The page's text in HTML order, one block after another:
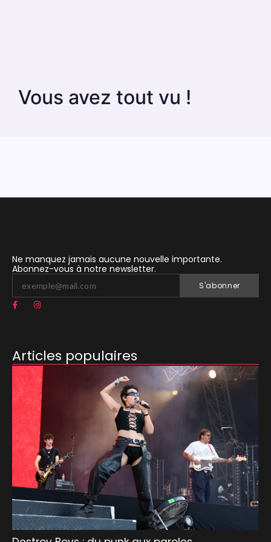
Vous avez tout vu !
Ne manquez jamais aucune nouvelle importante.
Abonnez-vous à notre newsletter.
S'abonner
Articles populaires